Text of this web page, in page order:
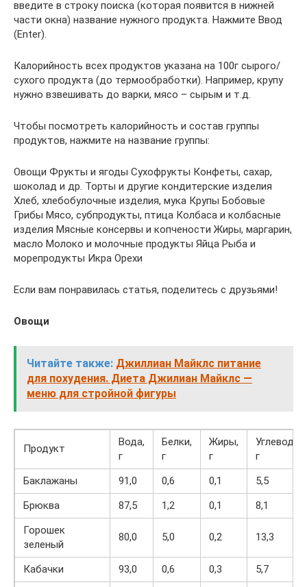
введите в строку поиска (которая появится в нижней
части окна) название нужного продукта. Нажмите Ввод
(Enter).
Калорийность всех продуктов указана на 100г сырого/
сухого продукта (до термообработки). Например, крупу
нужно взвешивать до варки, мясо – сырым и т.д.
Чтобы посмотреть калорийность и состав группы
продуктов, нажмите на название группы:
Овощи Фрукты и ягоды Сухофрукты Конфеты, сахар,
шоколад и др. Торты и другие кондитерские изделия
Хлеб, хлебобулочные изделия, мука Крупы Бобовые
Грибы Мясо, субпродукты, птица Колбаса и колбасные
изделия Мясные консервы и копчености Жиры, маргарин,
масло Молоко и молочные продукты Яйца Рыба и
морепродукты Икра Орехи
Если вам понравилась статья, поделитесь с друзьями!
Овощи
Читайте также: Джиллиан Майклс питание
для похудения. Диета Джилиан Майклс —
меню для стройной фигуры
Продукт
Вода,
г
Белки,
г
Жиры,
г
Углеводы,
г
Баклажаны
91,0 0,6 0,1
5,5
Брюква
87,5 1,2 0,1
8,1
Горошек
зеленый
80,0 5,0 0,2 13,3
Кабачки 93,0 0,6 0,3
5,7